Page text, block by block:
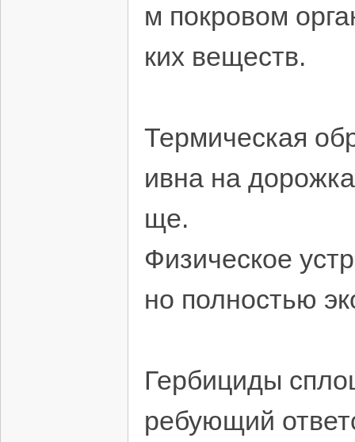
м покровом
ких веществ.
Термическая
ивна на
ще.
Физическое
но полностью
Гербициды
ребующий